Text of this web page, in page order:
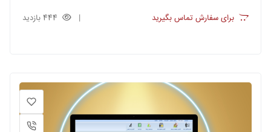
برای سفارش تماس بگیرید 444 بازدید